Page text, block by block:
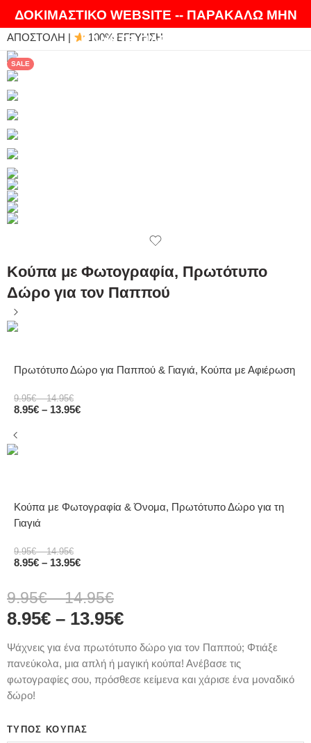
ΔΟΚΙΜΑΣΤΙΚΟ WEBSITE -- ΠΑΡΑΚΑΛΩ ΜΗΝ
ΚΑΝΕΤΕ ΠΑΡΑΓΓΕΛΙΕΣ
ΘΑ ΛΑΤΡΕΨΕΤΕ ΤΑ ΠΡΟΪΟΝΤΑ ΜΑΣ | EXPRESS
ΑΠΟΣΤΟΛΗ | 100% ΕΓΓΥΗΣΗ
SALE
Κούπα με Φωτογραφία, Πρωτότυπο
Δώρο για τον Παππού
Πρωτότυπο Δώρο για Παππού & Γιαγιά, Κούπα με Αφιέρωση
9.95€ – 14.95€
8.95€ – 13.95€
Κούπα με Φωτογραφία & Όνομα, Πρωτότυπο Δώρο για τη
Γιαγιά
9.95€ – 14.95€
8.95€ – 13.95€
9.95€ – 14.95€
8.95€ – 13.95€
Ψάχνεις για ένα πρωτότυπο δώρο για τον Παππού; Φτιάξε
πανεύκολα, μια απλή ή μαγική κούπα! Ανέβασε τις
φωτογραφίες σου, πρόσθεσε κείμενα και χάρισε ένα μοναδικό
δώρο!
ΤΎΠΟΣ ΚΟΎΠΑΣ